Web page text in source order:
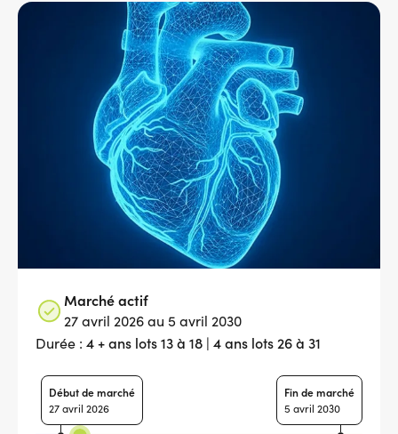
Aide & contact
Marché actif
27 avril 2026 au 5 avril 2030
Durée : 4 + ans lots 13 à 18 | 4 ans lots 26 à 31
Début de marché
27 avril 2026
Fin de marché
5 avril 2030